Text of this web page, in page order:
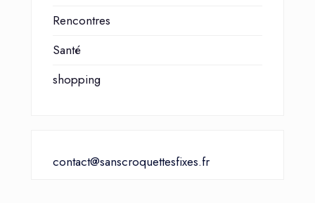
Rencontres
Santé
shopping
contact@sanscroquettesfixes.fr